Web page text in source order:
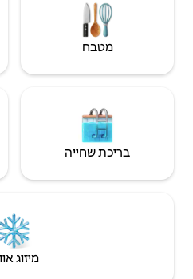
ואיסור על עישון
Wi‑Fi
חניה חינם במקום